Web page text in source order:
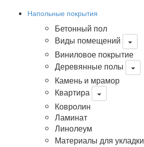
Напольные покрытия
Бетонный пол
Виды помещений
Виниловое покрытие
Деревянные полы
Камень и мрамор
Квартира
Ковролин
Ламинат
Линолеум
Материалы для укладки